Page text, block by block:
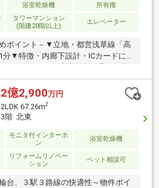
浴室乾燥機
所有権
タワーマンション
(階建20階以上)
エレベーター
ポイント－▼立地・都営浅草線「高
▼特徴・内廊下設計・ICカードによ
可・コンシェルジュサービス付・居
トネスルーム有・ペット飼育可(細則
ー搭載のキッチン・浴室換気乾燥機
ルに収納有▼2026年7月室内リフォ
キッチン、洗面台、トイレ、バス
張替、ハウスクリーニング 他■ ご希
をお手伝いします ━━━━━・・・物
はお気軽にお問い合わせください。
2億2,900万円
2LDK 67.26m2
3階 北東
モニタ付インターホ
ン
浴室乾燥機
リフォームリノベー
ション
ペット相談可
台、３駅３路線の快適性～物件ポイ